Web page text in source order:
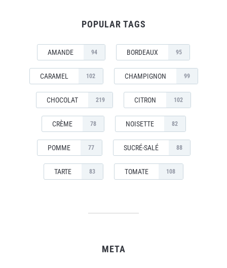
POPULAR TAGS
AMANDE 94 BORDEAUX 95
CARAMEL 102 CHAMPIGNON 99
CHOCOLAT 219 CITRON 102
CRÈME 78 NOISETTE 82
POMME 77 SUCRÉ-SALÉ 88
TARTE 83 TOMATE 108
META